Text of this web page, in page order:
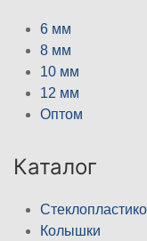
6 мм
8 мм
10 мм
12 мм
Оптом
Каталог
Колышки